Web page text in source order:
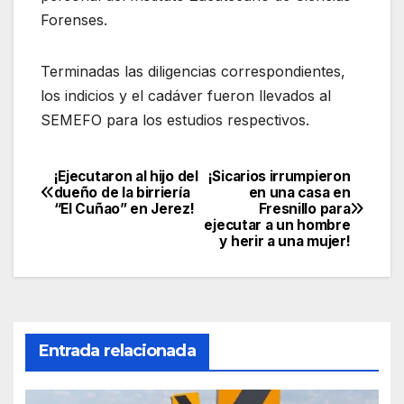
Forenses.
Terminadas las diligencias correspondientes,
los indicios y el cadáver fueron llevados al
SEMEFO para los estudios respectivos.
Navegación
de
¡Sicarios irrumpieron
en una casa en
Fresnillo para
ejecutar a un hombre
y herir a una mujer!
¡Ejecutaron al hijo del
dueño de la birriería
“El Cuñao” en Jerez!
Entrada relacionada